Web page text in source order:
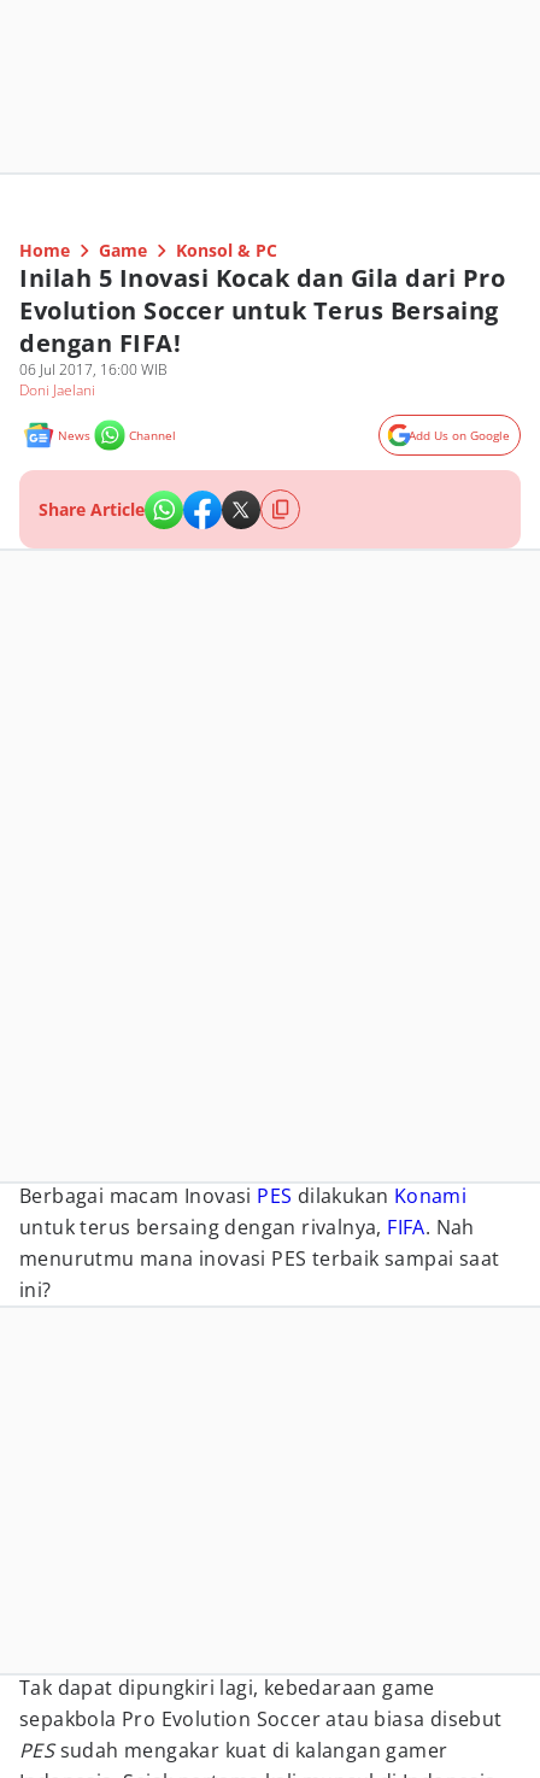
Home Game Konsol & PC
Inilah 5 Inovasi Kocak dan Gila dari Pro
Evolution Soccer untuk Terus Bersaing
dengan FIFA!
06 Jul 2017, 16:00 WIB
Doni Jaelani
News Channel Add Us on Google
Share Article
Berbagai macam Inovasi PES dilakukan Konami
untuk terus bersaing dengan rivalnya, FIFA. Nah
menurutmu mana inovasi PES terbaik sampai saat
ini?
Tak dapat dipungkiri lagi, kebedaraan game
sepakbola Pro Evolution Soccer atau biasa disebut
PESsudah mengakar kuat di kalangan gamer